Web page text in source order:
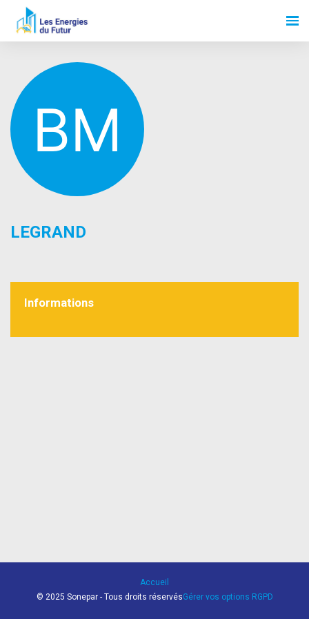
LEGRAND
Informations
Accueil
© 2025 Sonepar - Tous droits réservésGérer vos options RGPD